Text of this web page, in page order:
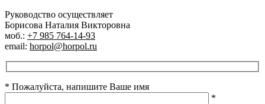
Руководство осуществляет
Борисова Наталия Викторовна
моб.: +7 985 764-14-93
email: horpol@horpol.ru
* Пожалуйста, напишите Ваше имя
*